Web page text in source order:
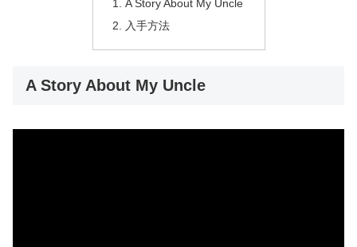
A Story About My Uncle
入手方法
A Story About My Uncle